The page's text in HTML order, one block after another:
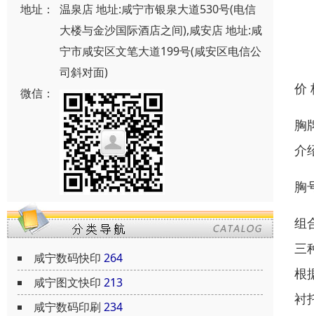
地址：
温泉店 地址:咸宁市银泉大道530号(电信
大楼与金沙国际酒店之间),咸安店 地址:咸
宁市咸安区文笔大道199号(咸安区电信公
司斜对面)
微信：
咸宁数码快印 264
咸宁图文快印 213
咸宁数码印刷 234
价
胸
介
胸
组
三
根
衬